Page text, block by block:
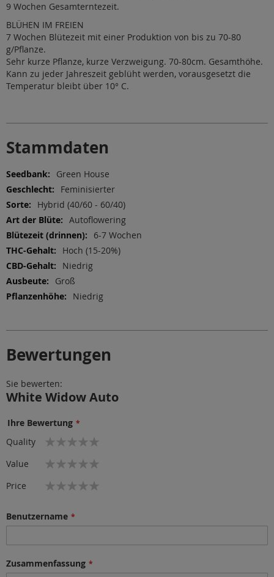
9 Wochen Gesamterntezeit.
BLÜHEN IM FREIEN
7 Wochen Blütezeit mit einer Produktion von bis zu 70-80
g/Pflanze.
Sehr kurze Pflanze, kurze Verzweigung. 70-80cm. Gesamthöhe.
Kann zu jeder Jahreszeit geblüht werden, vorausgesetzt die
Temperatur bleibt über 10° C.
Stammdaten
Weitere
Informationen
Green House
Feminisierter
Hybrid (40/60 - 60/40)
Autoflowering
6-7 Wochen
Hoch (15-20%)
Niedrig
Groß
Niedrig
Bewertungen
Sie bewerten:
White Widow Auto
Ihre Bewertung
Quality
1
2
3
4
5
Value
1
2
3
4
5
Price
1
2
3
4
5
Benutzername
Zusammenfassung